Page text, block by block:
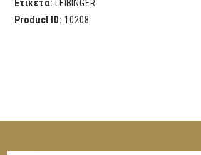
Ετικέτα:
LEIBINGER
Product ID: 10208